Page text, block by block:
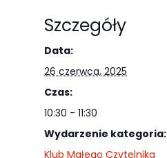
Szczegóły
Data:
26 czerwca, 2025
Czas:
10:30 - 11:30
Wydarzenie kategoria:
Klub Małego Czytelnika
zachowania
podczas
odwiedzania naszej
zobaczenie
spersonalizowanych